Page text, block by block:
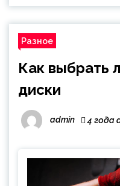
Разное
Как выбрать
диски
admin 4 года